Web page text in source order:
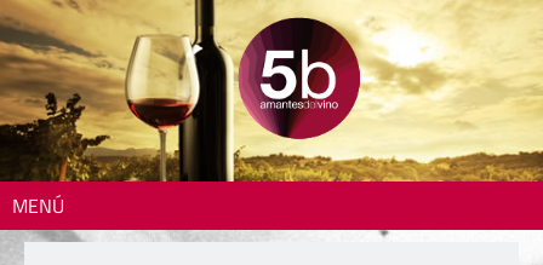
MENÚ